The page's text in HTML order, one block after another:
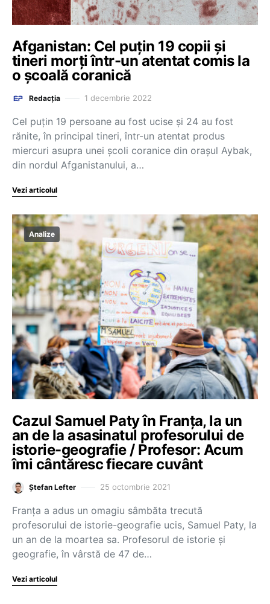
Afganistan: Cel puțin 19 copii și
tineri morți într-un atentat comis la
o școală coranică
Redacția 1 decembrie 2022
Cel puţin 19 persoane au fost ucise şi 24 au fost
rănite, în principal tineri, într-un atentat produs
miercuri asupra unei şcoli coranice din oraşul Aybak,
din nordul Afganistanului, a…
Vezi articolul
Analize
Cazul Samuel Paty în Franța, la un
an de la asasinatul profesorului de
istorie-geografie / Profesor: Acum
îmi cântăresc fiecare cuvânt
Ștefan Lefter 25 octombrie 2021
Franța a adus un omagiu sâmbăta trecută
profesorului de istorie-geografie ucis, Samuel Paty, la
un an de la moartea sa. Profesorul de istorie și
geografie, în vârstă de 47 de…
Vezi articolul